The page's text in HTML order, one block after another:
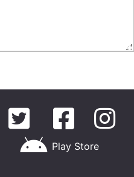
Play Store